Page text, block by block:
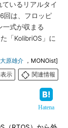
いるリアルタイ
回は、フロッピ
一式が収まる
「KolibriOS」に
大原雄介 ，MONOist]
示
関連情報
Hatena